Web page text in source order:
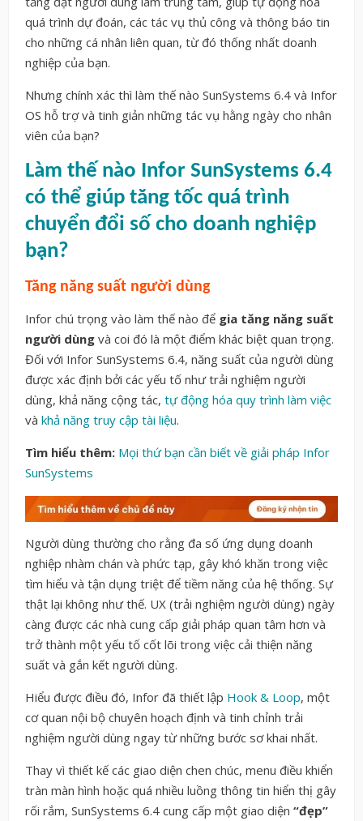
quá trình dự đoán, các tác vụ thủ công và thông báo tin
cho những cá nhân liên quan, từ đó thống nhất doanh
nghiệp của bạn.
Nhưng chính xác thì làm thế nào SunSystems 6.4 và Infor
OS hỗ trợ và tinh giản những tác vụ hằng ngày cho nhân
viên của bạn?
Làm thế nào Infor SunSystems 6.4
có thể giúp tăng tốc quá trình
chuyển đổi số cho doanh nghiệp
bạn?
Tăng năng suất người dùng
Infor chú trọng vào làm thế nào để gia tăng năng suất
người dùng và coi đó là một điểm khác biệt quan trọng.
Đối với Infor SunSystems 6.4, năng suất của người dùng
được xác định bởi các yếu tố như trải nghiệm người
dùng, khả năng cộng tác, tự động hóa quy trình làm việc
và khả năng truy cập tài liệu.
Tìm hiểu thêm: Mọi thứ bạn cần biết về giải pháp Infor
SunSystems
Người dùng thường cho rằng đa số ứng dụng doanh
nghiệp nhàm chán và phức tạp, gây khó khăn trong việc
tìm hiểu và tận dụng triệt để tiềm năng của hệ thống. Sự
thật lại không như thế. UX (trải nghiệm người dùng) ngày
càng được các nhà cung cấp giải pháp quan tâm hơn và
trở thành một yếu tố cốt lõi trong việc cải thiện năng
suất và gắn kết người dùng.
Hiểu được điều đó, Infor đã thiết lập Hook & Loop, một
cơ quan nội bộ chuyên hoạch định và tinh chỉnh trải
nghiệm người dùng ngay từ những bước sơ khai nhất.
Thay vì thiết kế các giao diện chen chúc, menu điều khiển
tràn màn hình hoặc quá nhiều luồng thông tin hiển thị gây
rối rắm, SunSystems 6.4 cung cấp một giao diện “đẹp”